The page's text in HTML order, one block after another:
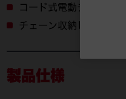
コード式電動チェンブ
チェーン収納しやすい
製品仕様